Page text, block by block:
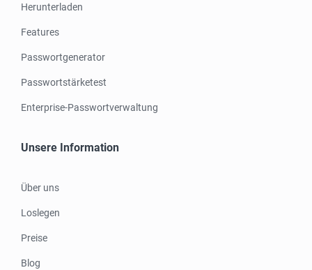
Herunterladen
Features
Passwortgenerator
Passwortstärketest
Enterprise-Passwortverwaltung
Unsere Information
Über uns
Loslegen
Preise
Blog